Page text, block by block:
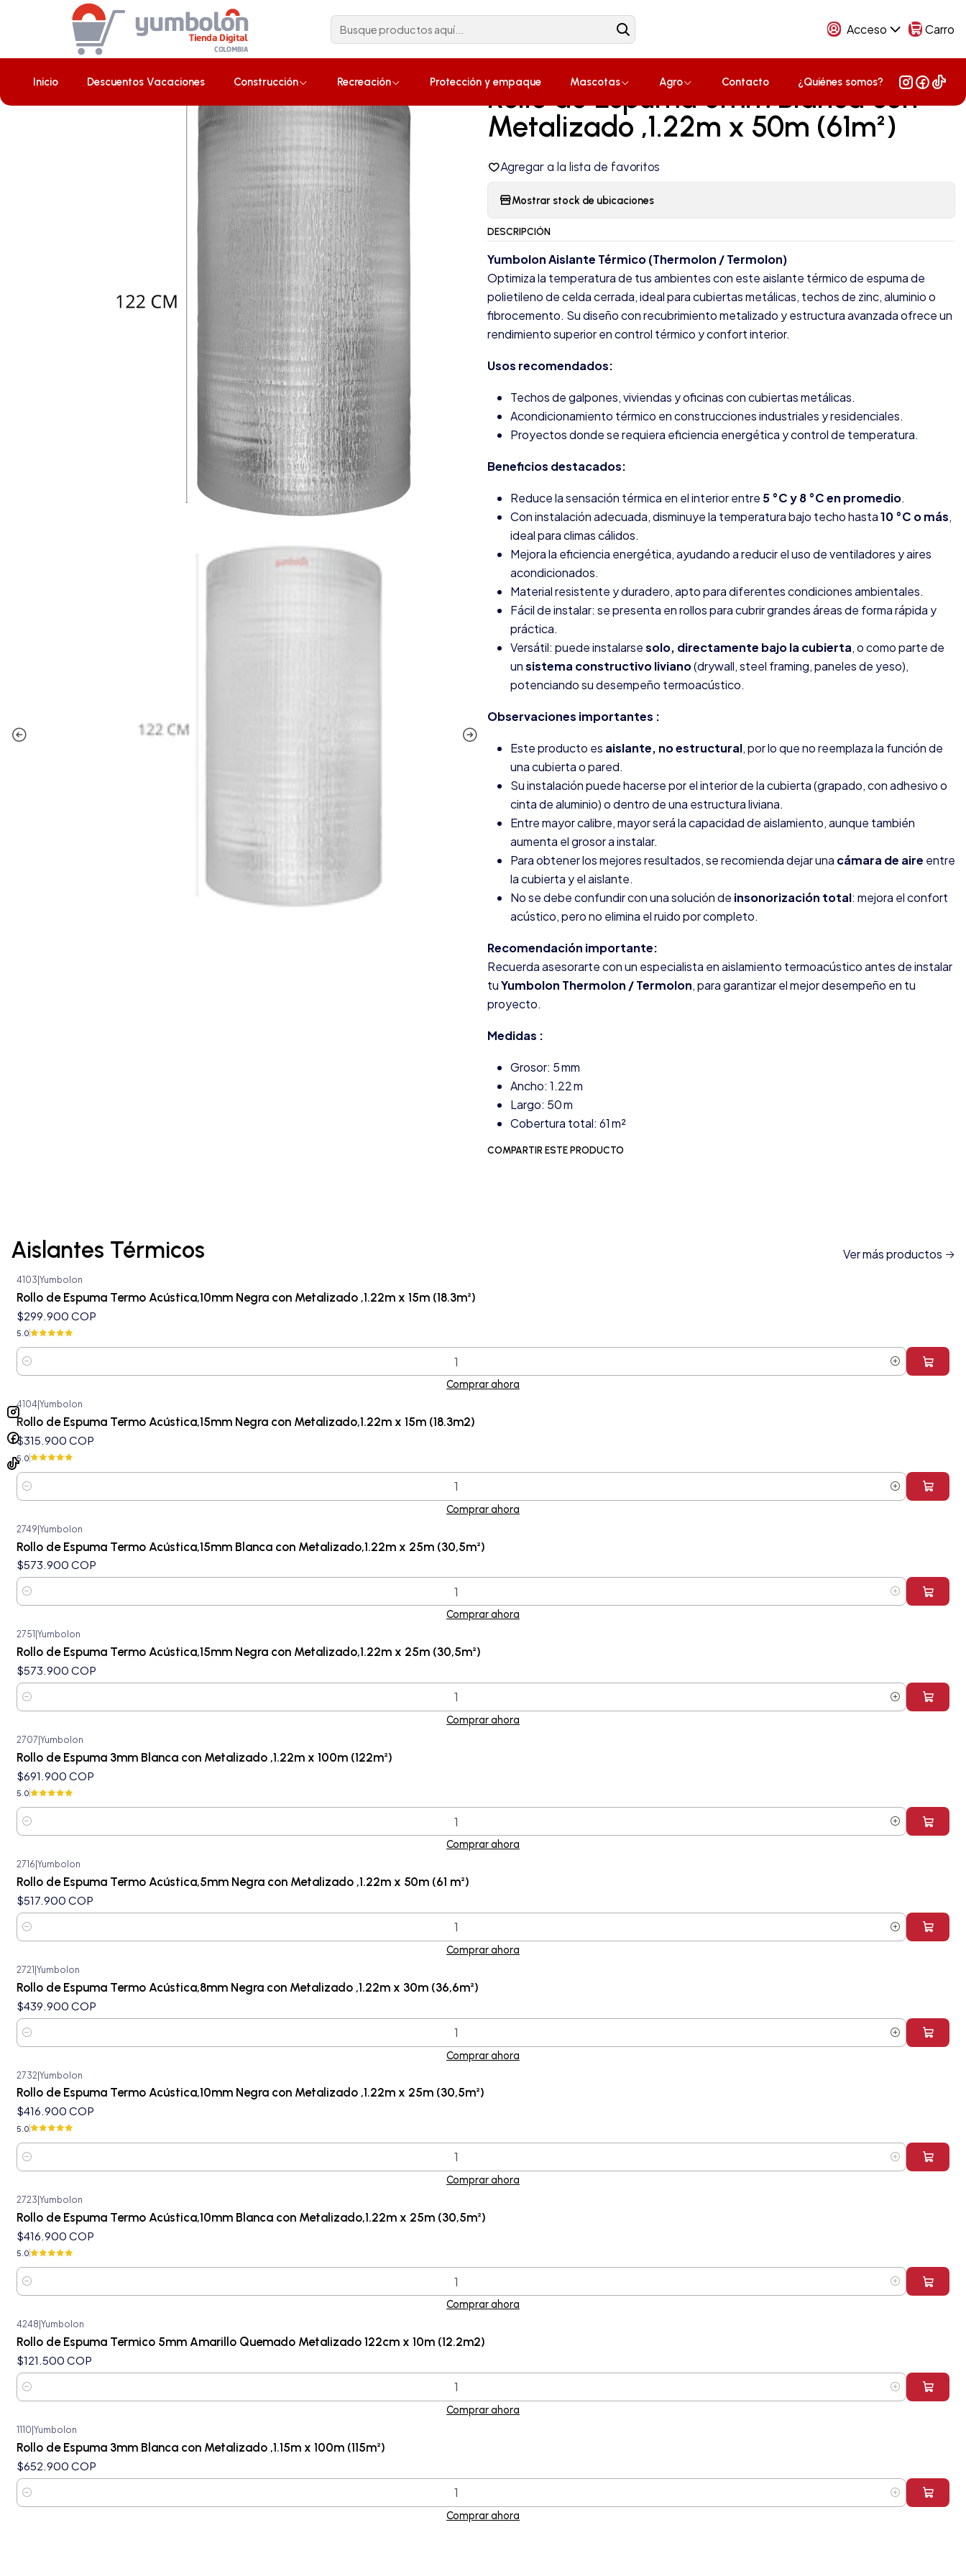
Acceso Carro
Inicio Descuentos Vacaciones Construcción Recreación Protección y empaque Mascotas Agro Contacto ¿Quiénes somos?
Construcción Aislantes Térmicos Rollo de Espuma 5mm Blanca con Metalizado ,1.22m x 50m (61m²)
|
Rollo de Espuma 5mm Blanca con
Metalizado ,1.22m x 50m (61m²)
Agregar a la lista de favoritos
Mostrar stock de ubicaciones
DESCRIPCIÓN
Yumbolon Aislante Térmico (Thermolon / Termolon)
Optimiza la temperatura de tus ambientes con este aislante térmico de espuma de
polietileno de celda cerrada, ideal para cubiertas metálicas, techos de zinc, aluminio o
fibrocemento. Su diseño con recubrimiento metalizado y estructura avanzada ofrece un
rendimiento superior en control térmico y confort interior.
Usos recomendados:
Techos de galpones, viviendas y oficinas con cubiertas metálicas.
Acondicionamiento térmico en construcciones industriales y residenciales.
Proyectos donde se requiera eficiencia energética y control de temperatura.
Beneficios destacados:
Reduce la sensación térmica en el interior entre 5 °C y 8 °C en promedio.
Con instalación adecuada, disminuye la temperatura bajo techo hasta10 °C o más,
ideal para climas cálidos.
Mejora la eficiencia energética, ayudando a reducir el uso de ventiladores y aires
acondicionados.
Material resistente y duradero, apto para diferentes condiciones ambientales.
Fácil de instalar: se presenta en rollos para cubrir grandes áreas de forma rápida y
práctica.
Versátil: puede instalarsesolo, directamente bajo la cubierta, o como parte de
unsistema constructivo liviano(drywall, steel framing, paneles de yeso),
potenciando su desempeño termoacústico.
Observaciones importantes :
Este producto es aislante, no estructural, por lo que no reemplaza la función de
una cubierta o pared.
Su instalación puede hacerse por el interior de la cubierta (grapado, con adhesivo o
cinta de aluminio) o dentro de una estructura liviana.
Entre mayor calibre, mayor será la capacidad de aislamiento, aunque también
aumenta el grosor a instalar.
Para obtener los mejores resultados, se recomienda dejar una cámara de aire entre
la cubierta y el aislante.
No se debe confundir con una solución de insonorización total: mejora el confort
acústico, pero no elimina el ruido por completo.
Recomendación importante:
Recuerda asesorarte con un especialista en aislamiento termoacústico antes de instalar
tuYumbolon Thermolon / Termolon, para garantizar el mejor desempeño en tu
proyecto.
Medidas :
Grosor: 5 mm
Ancho: 1.22 m
Largo: 50 m
Cobertura total: 61 m²
COMPARTIR ESTE PRODUCTO
Aislantes Térmicos Ver más productos
4103 Yumbolon
Rollo de Espuma Termo Acústica,10mm Negra con Metalizado ,1.22m x 15m (18.3m²)
$299.900 COP
5.0
Cantidad
Comprar ahora
4104 Yumbolon
Rollo de Espuma Termo Acústica,15mm Negra con Metalizado,1.22m x 15m (18.3m2)
$315.900 COP
5.0
Cantidad
Comprar ahora
2749 Yumbolon
Rollo de Espuma Termo Acústica,15mm Blanca con Metalizado,1.22m x 25m (30,5m²)
$573.900 COP
Cantidad
Comprar ahora
2751 Yumbolon
Rollo de Espuma Termo Acústica,15mm Negra con Metalizado,1.22m x 25m (30,5m²)
$573.900 COP
Cantidad
Comprar ahora
2707 Yumbolon
Rollo de Espuma 3mm Blanca con Metalizado ,1.22m x 100m (122m²)
$691.900 COP
5.0
Cantidad
Comprar ahora
2716 Yumbolon
Rollo de Espuma Termo Acústica,5mm Negra con Metalizado ,1.22m x 50m (61 m²)
$517.900 COP
Cantidad
Comprar ahora
2721 Yumbolon
Rollo de Espuma Termo Acústica,8mm Negra con Metalizado ,1.22m x 30m (36,6m²)
$439.900 COP
Cantidad
Comprar ahora
2732|Yumbolon
Rollo de Espuma Termo Acústica,10mm Negra con Metalizado ,1.22m x 25m (30,5m²)
$416.900 COP
5.0
Cantidad
Comprar ahora
2723 Yumbolon
Rollo de Espuma Termo Acústica,10mm Blanca con Metalizado,1.22m x 25m (30,5m²)
$416.900 COP
5.0
Cantidad
Comprar ahora
4248 Yumbolon
Rollo de Espuma Termico 5mm Amarillo Quemado Metalizado 122cm x 10m (12.2m2)
$121.500 COP
Cantidad
Comprar ahora
Nuevo
1110 Yumbolon
Rollo de Espuma 3mm Blanca con Metalizado ,1.15m x 100m (115m²)
$652.900 COP
Cantidad
Comprar ahora